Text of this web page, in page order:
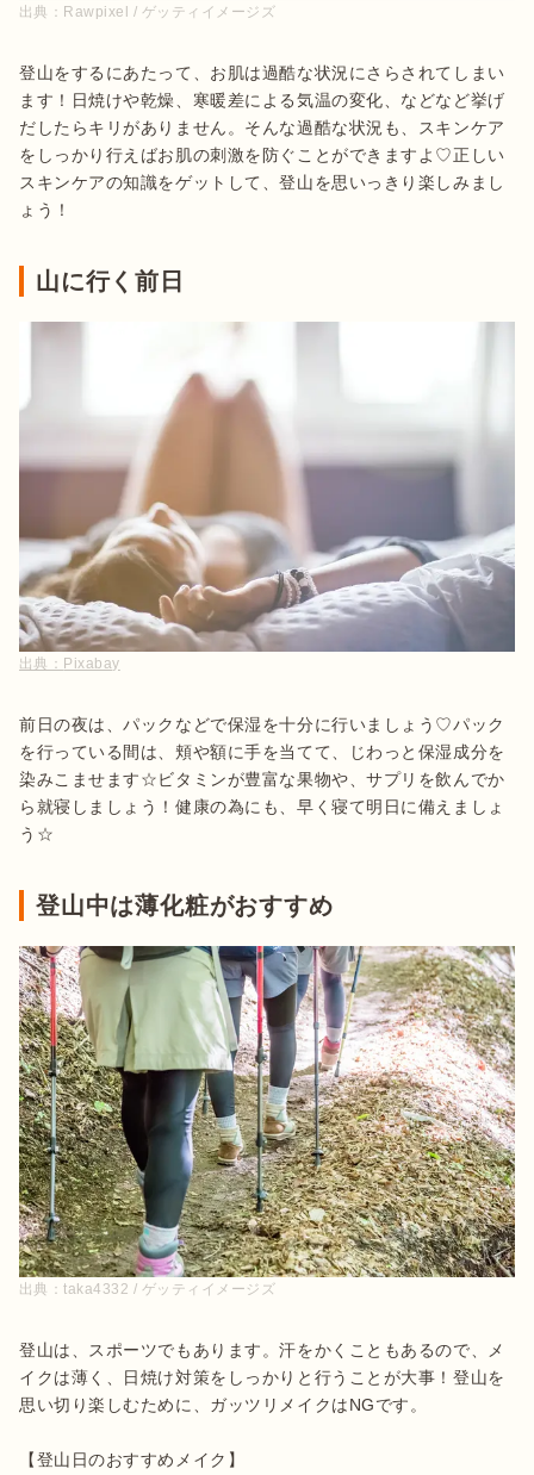
出典： Rawpixel / ゲッティイメージズ
登山をするにあたって、お肌は過酷な状況にさらされてしまい
ます！日焼けや乾燥、寒暖差による気温の変化、などなど挙げ
だしたらキリがありません。そんな過酷な状況も、スキンケア
をしっかり行えばお肌の刺激を防ぐことができますよ♡正しい
スキンケアの知識をゲットして、登山を思いっきり楽しみまし
ょう！
山に行く前日
出典： Pixabay
前日の夜は、パックなどで保湿を十分に行いましょう♡パック
を行っている間は、頬や額に手を当てて、じわっと保湿成分を
染みこませます☆ビタミンが豊富な果物や、サプリを飲んでか
ら就寝しましょう！健康の為にも、早く寝て明日に備えましょ
う☆
登山中は薄化粧がおすすめ
出典：taka4332 / ゲッティイメージズ
登山は、スポーツでもあります。汗をかくこともあるので、メ
イクは薄く、日焼け対策をしっかりと行うことが大事！登山を
思い切り楽しむために、ガッツリメイクはNGです。
【登山日のおすすめメイク】